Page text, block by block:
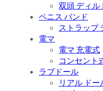
双頭 ディル
ペニス バンド
ストラップ
電マ
電マ 充電式
コンセント
ラブドール
リアル ドー